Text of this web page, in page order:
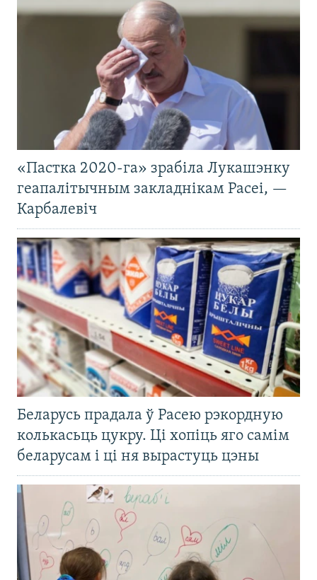
«Пастка 2020-га» зрабіла Лукашэнку
геапалітычным закладнікам Расеі, —
Карбалевіч
Беларусь прадала ў Расею рэкордную
колькасьць цукру. Ці хопіць яго самім
беларусам і ці ня вырастуць цэны